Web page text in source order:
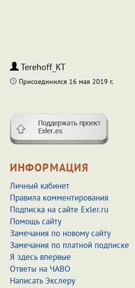
Terehoff_KT
Присоединился 16 мая 2019 г.
ИНФОРМАЦИЯ
Личный кабинет
Правила комментирования
Подписка на сайте Exler.ru
Помощь сайту
Замечания по новому сайту
Замечания по платной подписке
Я здесь впервые
Ответы на ЧАВО
Написать Экслеру